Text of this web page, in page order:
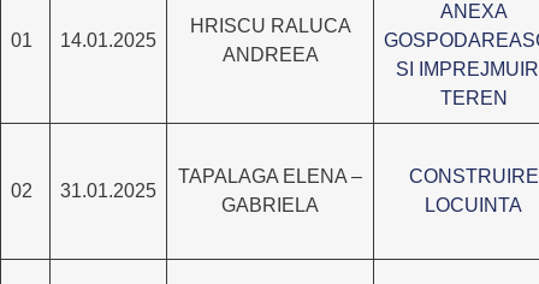
01 14.01.2025
HRISCU RALUCA
ANDREEA
ANEXA
SI
TEREN
02 31.01.2025
TAPALAGA ELENA –
GABRIELA
CONSTRUIRE
LOCUINTA